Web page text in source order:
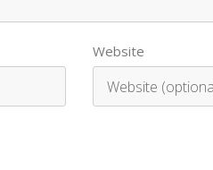
Website